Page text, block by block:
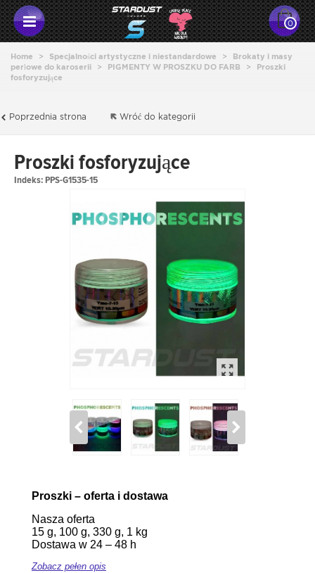
0
Home > Specjalności artystyczne i niestandardowe >
Brokaty i masy
perłowe do karoserii
> PIGMENTY W PROSZKU DO FARB >
Proszki
fosforyzujące
Poprzednia strona Wróć do kategorii
Proszki fosforyzujące
Indeks:PPS-G1535-15
Proszki – oferta i dostawa
Nasza oferta
15 g, 100 g, 330 g, 1 kg
Dostawa w 24 – 48 h
Zobacz pełen opis